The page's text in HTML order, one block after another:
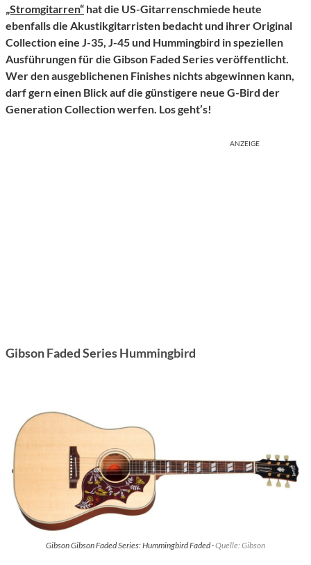
„Stromgitarren“ hat die US-Gitarrenschmiede heute
ebenfalls die Akustikgitarristen bedacht und ihrer Original
Collection eine J-35, J-45 und Hummingbird in speziellen
Ausführungen für die Gibson Faded Series veröffentlicht.
Wer den ausgeblichenen Finishes nichts abgewinnen kann,
darf gern einen Blick auf die günstigere neue G-Bird der
Generation Collection werfen. Los geht’s!
ANZEIGE
Gibson Faded Series Hummingbird
Gibson Gibson Faded Series: Hummingbird Faded ·Quelle: Gibson